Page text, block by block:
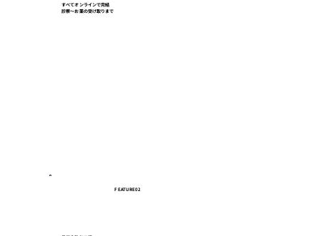
すべてオンラインで完結
診察〜お薬の受け取りまで
FEATURE02